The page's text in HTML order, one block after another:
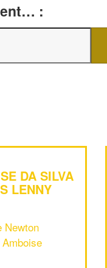
:
DA SILVA
LENNY
Newton